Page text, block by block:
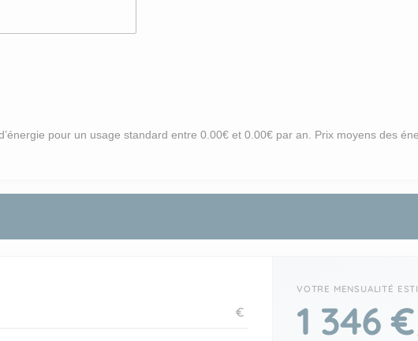
pour un usage standard entre 0.00€ et 0.00€ par an. Prix moyens des
€ 1 346 €